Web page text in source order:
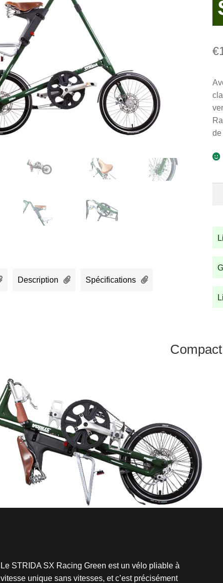
€
de
SX
Description Spécifications
Le STRIDA SX Racing Green est un vélo pliable à
vitesse unique sans vitesses, et c’est précisément